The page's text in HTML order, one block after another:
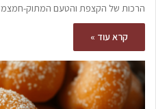
הרכות של הקצפת והטעם המתוק-
קרא עוד »